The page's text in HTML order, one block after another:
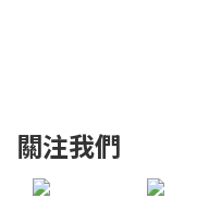
關注我們